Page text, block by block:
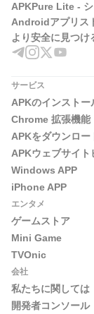
APKPure Lite - シ
Androidアプリス
より安全に見つけ
サービス
APKのインストー
Chrome 拡張機能
APKをダウンロー
APKウェブサイト
Windows APP
iPhone APP
エンタメ
ゲームストア
Mini Game
TVOnic
会社
私たちに関しては
開発者コンソール